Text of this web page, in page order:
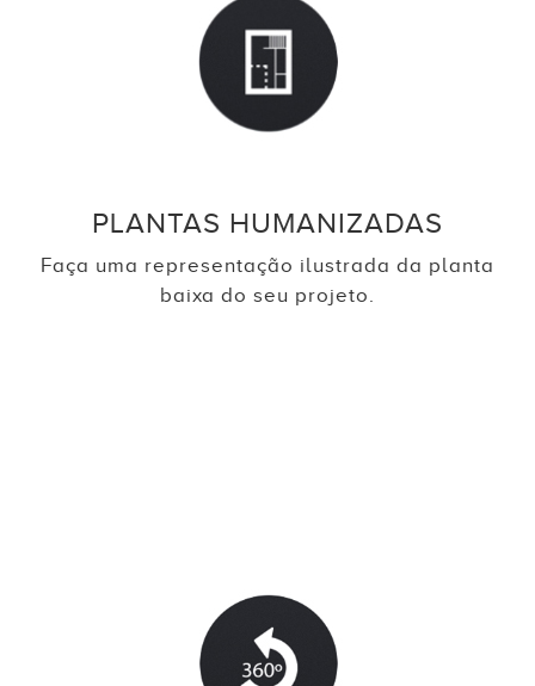
PLANTAS HUMANIZADAS
Faça uma representação ilustrada da planta
baixa do seu projeto.